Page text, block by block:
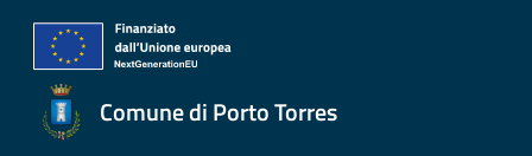
Comune di Porto Torres